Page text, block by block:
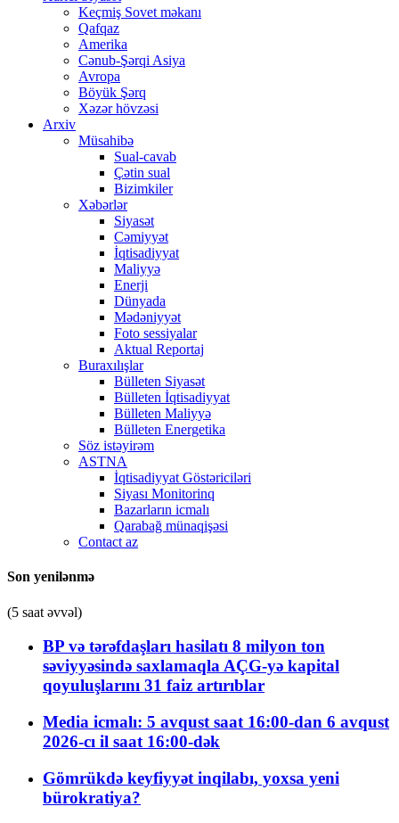
Keçmiş Sovet məkanı
Qafqaz
Amerika
Cənub-Şərqi Asiya
Avropa
Böyük Şərq
Xəzər hövzəsi
Arxiv
Müsahibə
Sual-cavab
Çətin sual
Bizimkiler
Xəbərlər
Siyasət
Cəmiyyət
İqtisadiyyat
Maliyyə
Enerji
Dünyada
Mədəniyyət
Foto sessiyalar
Aktual Reportaj
Buraxılışlar
Bülleten Siyasət
Bülleten İqtisadiyyat
Bülleten Maliyyə
Bülleten Energetika
Söz istəyirəm
ASTNA
İqtisadiyyat Göstəriciləri
Siyası Monitorinq
Bazarların icmalı
Qarabağ münaqişəsi
Contact az
Son yenilənmə
(5 saat əvvəl)
BP və tərəfdaşları hasilatı 8 milyon ton
səviyyəsində saxlamaqla AÇG-yə kapital
qoyuluşlarını 31 faiz artırıblar
Media icmalı: 5 avqust saat 16:00-dan 6 avqust
2026-cı il saat 16:00-dək
Gömrükdə keyfiyyət inqilabı, yoxsa yeni
bürokratiya?